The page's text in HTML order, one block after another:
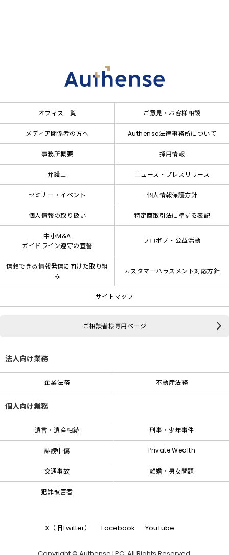
オフィス一覧 ご意見・お客様相談
メディア関係者の方へ Authense法律事務所について
事務所概要 採用情報
弁護士 ニュース・プレスリリース
セミナー・イベント 個人情報保護方針
個人情報の取り扱い 特定商取引法に準ずる表記
中小M&A
ガイドライン遵守の宣誓
プロボノ・公益活動
信頼できる情報発信に向けた取り組
み
カスタマーハラスメント対応方針
サイトマップ
ご相談者様専用ページ
法人向け業務
企業法務 不動産法務
個人向け業務
遺言・遺産相続 刑事・少年事件
誹謗中傷 Private Wealth
交通事故 離婚・男女問題
犯罪被害者
X（旧Twitter） Facebook YouTube